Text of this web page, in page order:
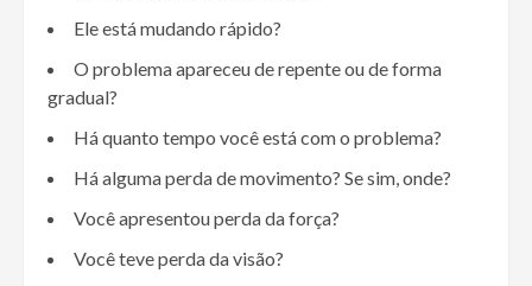
Ele está mudando rápido?
O problema apareceu de repente ou de forma
gradual?
Há quanto tempo você está com o problema?
Há alguma perda de movimento? Se sim, onde?
Você apresentou perda da força?
Você teve perda da visão?